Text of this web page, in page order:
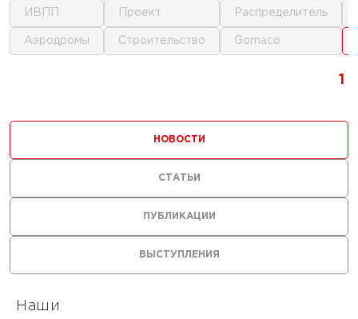
1
1
ВЫСТУПЛЕНИЯ
ПУБЛИКАЦИИ
НОВОСТИ
СТАТЬИ
ИВПП
аэродромы
проект
строительство
распределитель
gomaco
Наши